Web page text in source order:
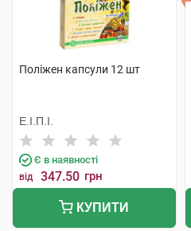
Поліжен капсули 12 шт
Е.І.П.І.
Є в наявності
від 347.50 грн
КУПИТИ